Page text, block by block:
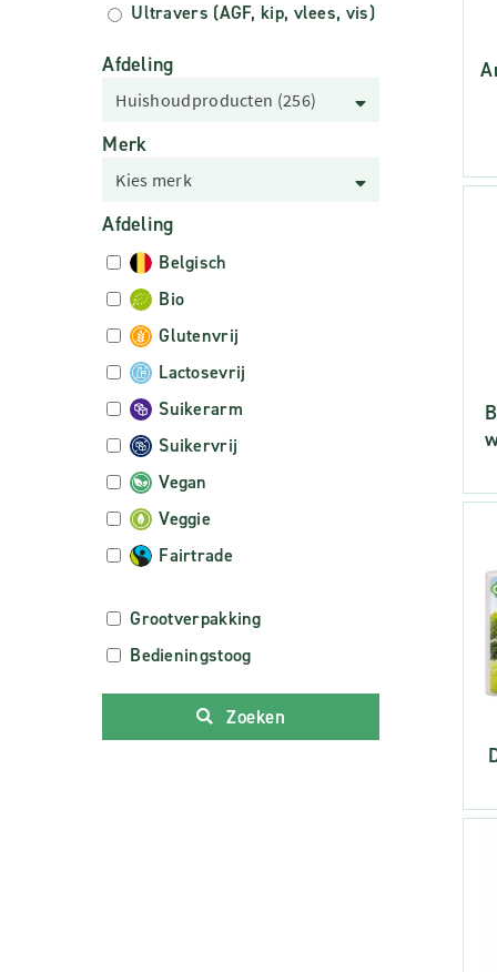
Ultravers (AGF, kip, vlees, vis)
Afdeling
Huishoudproducten (256)
Merk
Kies merk
Afdeling
Belgisch
Bio
Glutenvrij
Lactosevrij
Suikerarm
Suikervrij
Vegan
Veggie
Fairtrade
Grootverpakking
Bedieningstoog
Zoeken